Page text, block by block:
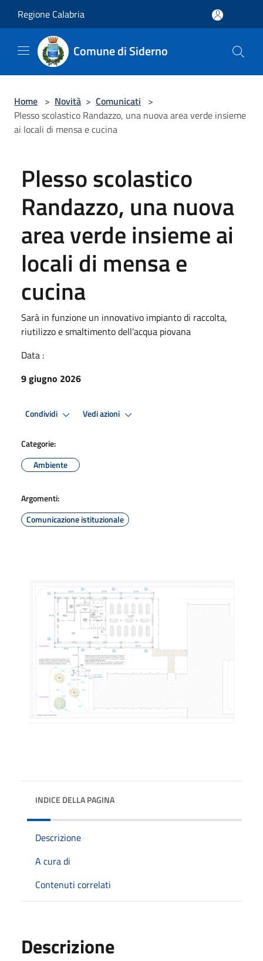
Regione Calabria
Comune di Siderno
Home > Novità > Comunicati >
Plesso scolastico Randazzo, una nuova area verde insieme
ai locali di mensa e cucina
Plesso scolastico
Randazzo, una nuova
area verde insieme ai
locali di mensa e
cucina
Sarà in funzione un innovativo impianto di raccolta,
riutilizzo e smaltimento dell'acqua piovana
Data :
9 giugno 2026
Condividi Vedi azioni
Categorie:
Ambiente
Argomenti:
Comunicazione istituzionale
INDICE DELLA PAGINA
Descrizione
A cura di
Contenuti correlati
Descrizione